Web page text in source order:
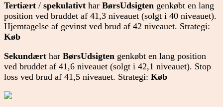
Tertiært / spekulativt har BørsUdsigten genkøbt en lang
position ved bruddet af 41,3 niveauet (solgt i 40 niveauet).
Hjemtagelse af gevinst ved brud af 42 niveauet. Strategi:
Køb
Sekundært har BørsUdsigten genkøbt en lang position
ved bruddet af 41,6 niveauet (solgt i 42,1 niveauet). Stop
loss ved brud af 41,5 niveauet. Strategi: Køb